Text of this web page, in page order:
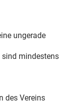
ungerade
sind mindestens
des Vereins